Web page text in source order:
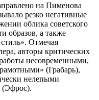
на Пименова
резко негативные
облика советского
образов, а также
Отмечая
авторы критических
несовременными,
(Грабарь),
нелепыми
(Эфрос).